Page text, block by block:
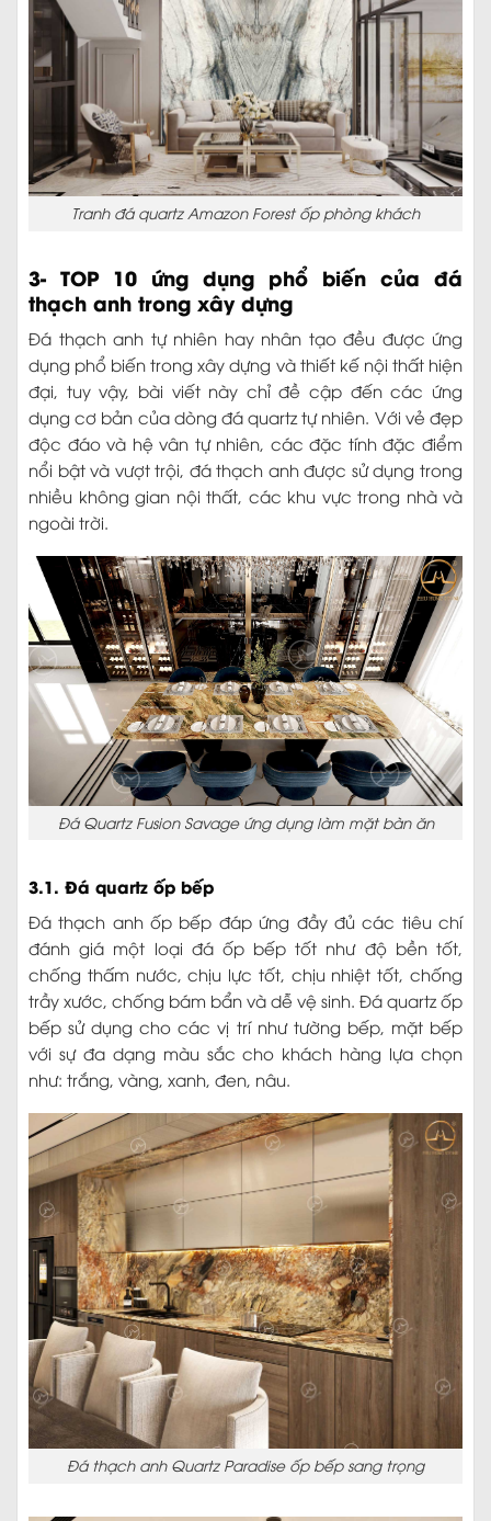
Tranh đá quartz Amazon Forest ốp phòng khách
3- TOP 10 ứng dụng phổ biến của đá
thạch anh trong xây dựng
Đá thạch anh tự nhiên hay nhân tạo đều được ứng
dụng phổ biến trong xây dựng và thiết kế nội thất hiện
đại, tuy vậy, bài viết này chỉ đề cập đến các ứng
dụng cơ bản của dòng đá quartz tự nhiên. Với vẻ đẹp
độc đáo và hệ vân tự nhiên, các đặc tính đặc điểm
nổi bật và vượt trội, đá thạch anh được sử dụng trong
nhiều không gian nội thất, các khu vực trong nhà và
ngoài trời.
Đá Quartz Fusion Savage ứng dụng làm mặt bàn ăn
3.1. Đá quartz ốp bếp
Đá thạch anh ốp bếp đáp ứng đầy đủ các tiêu chí
đánh giá một loại đá ốp bếp tốt như độ bền tốt,
chống thấm nước, chịu lực tốt, chịu nhiệt tốt, chống
trầy xước, chống bám bẩn và dễ vệ sinh. Đá quartz ốp
bếp sử dụng cho các vị trí như tường bếp, mặt bếp
với sự đa dạng màu sắc cho khách hàng lựa chọn
như: trắng, vàng, xanh, đen, nâu.
Đá thạch anh Quartz Paradise ốp bếp sang trọng